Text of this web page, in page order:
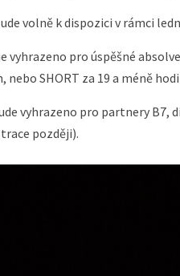
volně k dispozici v rámci
vyhrazeno pro úspěšné
nebo SHORT za 19 a méně
vyhrazeno pro partnery B7,
později).